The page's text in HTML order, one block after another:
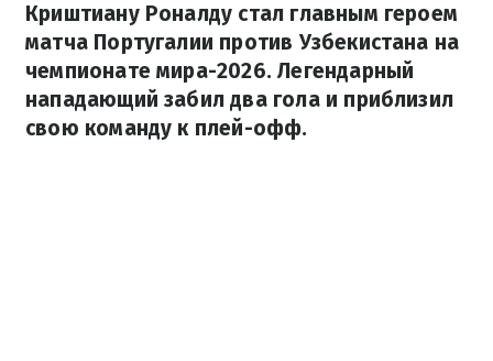
Криштиану Роналду стал главным героем
матча Португалии против Узбекистана на
чемпионате мира-2026. Легендарный
нападающий забил два гола и приблизил
свою команду к плей-офф.